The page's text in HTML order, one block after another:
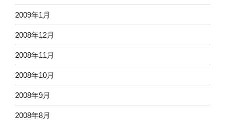
2009年1月
2008年12月
2008年11月
2008年10月
2008年9月
2008年8月